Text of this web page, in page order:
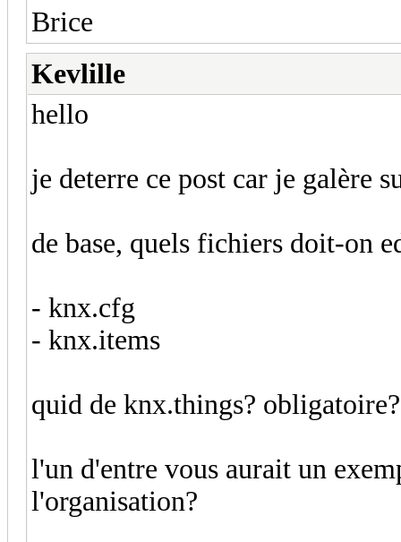
Brice
Kevlille
hello
je deterre ce post car je galère
de base, quels fichiers doit-on
- knx.cfg
- knx.items
quid de knx.things?
l'un d'entre vous aurait un
l'organisation?